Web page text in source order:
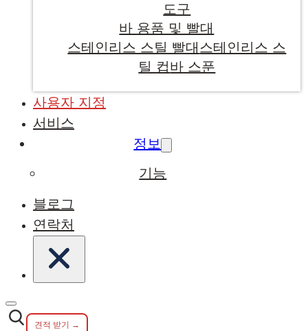
도구
바 용품 및 빨대
스테인리스 스틸 빨대 스테인리스 스
틸 컵바 스푼
사용자 지정
서비스
정보
기능
블로그
연락처
견적 받기 →